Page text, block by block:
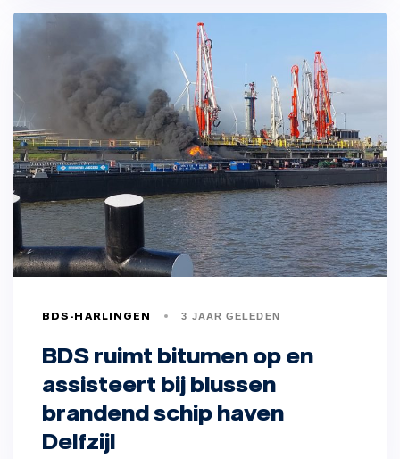
BDS-HARLINGEN 3 JAAR GELEDEN
BDS ruimt bitumen op en
assisteert bij blussen
brandend schip haven
Delfzijl